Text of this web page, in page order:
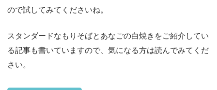
ので試してみてくださいね。
スタンダードなもりそばとあなごの白焼きをご紹介してい
る記事も書いていますので、気になる方は読んでみてくだ
さい。